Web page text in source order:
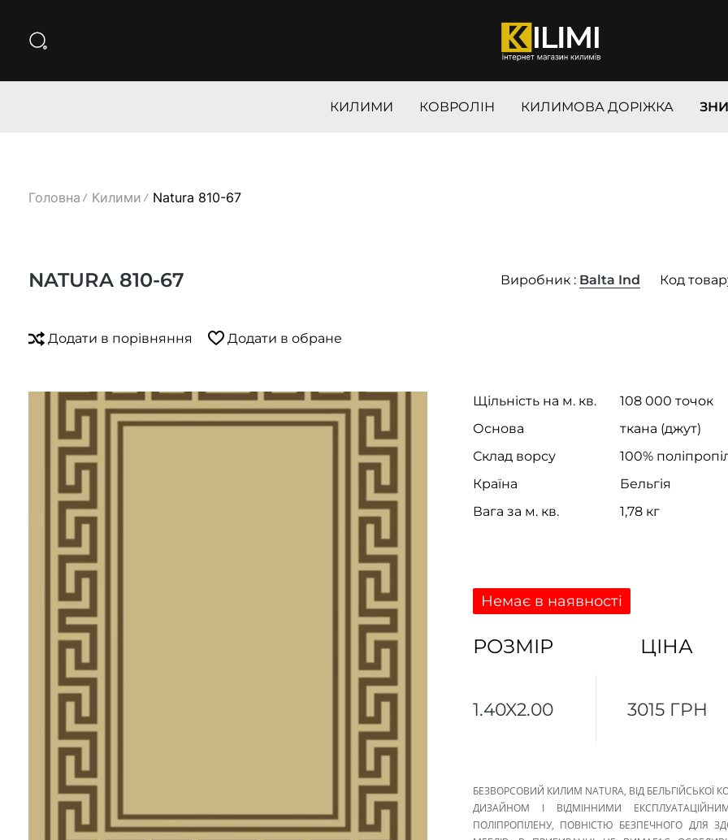
КИЛИМИ КОВРОЛІН КИЛИМОВА ДОРІЖКА
Головна Килими Natura 810-67
NATURA 810-67 Виробник : Balta Ind Код
Додати в порівняння Додати в обране
Щільність на м. кв.
108 000 точок
Основа
ткана (джут)
Склад ворсу
100%
Країна
Бельгія
Вага за м. кв.
1,78 кг
Немає в наявності
РОЗМІР ЦІНА
1.40X2.00 3015 ГРН
БЕЗВОРСОВИЙ КИЛИМ NATURA, ВІД БЕЛЬГІЙСЬКОЇ
ДИЗАЙНОМ І ВІДМІННИМИ
ПОЛІПРОПІЛЕНУ, ПОВНІСТЮ БЕЗПЕЧНОГО ДЛЯ